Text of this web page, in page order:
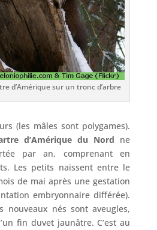
d’Amérique sur un tronc d’arbre
(les mâles sont polygames).
d’Amérique du Nord ne
par an, comprenant en
Les petits naissent entre le
de mai après une gestation
embryonnaire différée).
nouveaux nés sont aveugles,
fin duvet jaunâtre. C’est au